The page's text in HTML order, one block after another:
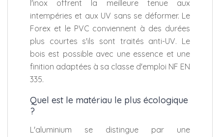
l'inox offrent la meilleure tenue aux
intempéries et aux UV sans se déformer. Le
Forex et le PVC conviennent à des durées
plus courtes s'ils sont traités anti-UV. Le
bois est possible avec une essence et une
finition adaptées à sa classe d'emploi NF EN
335.
Quel est le matériau le plus écologique
?
L'aluminium se distingue par une